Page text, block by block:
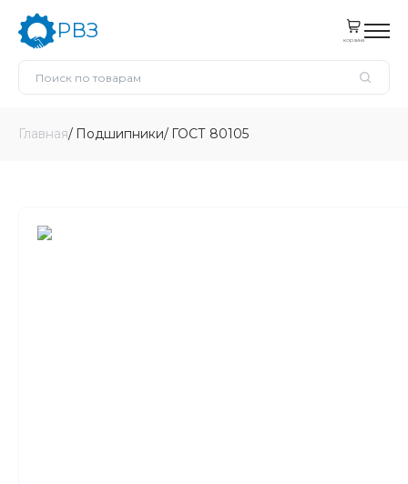
РВЗ корзина
Главная Подшипники ГОСТ 80105